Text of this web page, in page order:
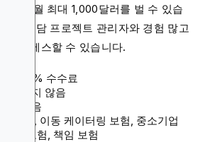
하여 월 최대 1,000달러를 벌 수 있습
동안 전담 프로젝트 관리자와 경험 많고
에 액세스할 수 있습니다.
대 20% 수수료
시되지 않음
지 않음
보험, 이동 케이터링 보험, 중소기업
고장 보험, 책임 보험